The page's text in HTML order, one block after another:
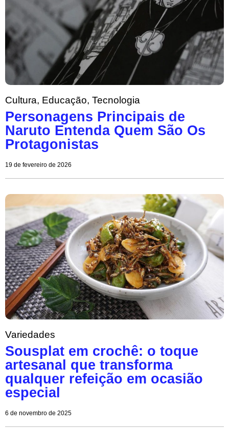
Cultura, Educação, Tecnologia
Personagens Principais de
Naruto Entenda Quem São Os
Protagonistas
19 de fevereiro de 2026
Variedades
Sousplat em crochê: o toque
artesanal que transforma
qualquer refeição em ocasião
especial
6 de novembro de 2025